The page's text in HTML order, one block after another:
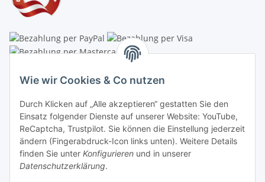
Wie wir Cookies & Co nutzen
Durch Klicken auf „Alle akzeptieren“ gestatten Sie den
Einsatz folgender Dienste auf unserer Website: YouTube,
ReCaptcha, Trustpilot. Sie können die Einstellung jederzeit
ändern (Fingerabdruck-Icon links unten). Weitere Details
finden Sie unter Konfigurieren und in unserer
Datenschutzerklärung.
Schauraum & Verkauf: Pfarrwald 46
Buchhaltung: Königleiten 11
A-3354 Wolfsbach